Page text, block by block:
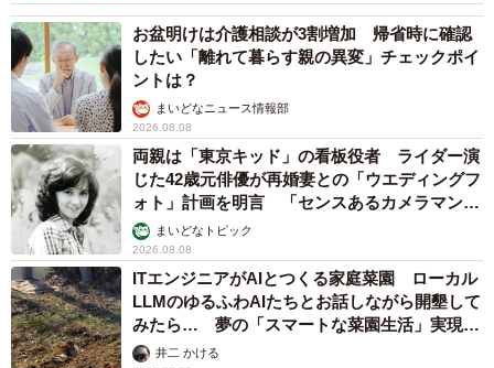
『POISON』がママたちの神ソングに
反町が“若いモン”だったころの代表作といえば、主演ドラマ
『GTO』（1998）。その主題歌として歌った『POISON ～
言いたい事も言えないこんな世の中は～』もスマッシュヒ
ットを記録。誕生から24年経った現在では、メッセージ性
の強い歌詞とは裏腹に“赤ちゃんが泣き止む曲”として育児マ
マたちの神ソングになっている。その噂を所属事務所が検
証した動画では、海外の子供にも『POISON』効果が通用
することが証明されたりして、昨年アップされて以降121万
回再生を記録している。
お盆明けは介護相談が3割増加 帰省時に確認
したい「離れて暮らす親の異変」チェックポイ
ントは？
まいどなニュース情報部
2026.08.08
両親は「東京キッド」の看板役者 ライダー演
じた42歳元俳優が再婚妻との「ウエディングフ
ォト」計画を明言 「センスあるカメラマン求
む」まいどなトピック
2026.08.08
ITエンジニアがAIとつくる家庭菜園 ローカル
LLMのゆるふわAIたちとお話しながら開墾して
みたら… 夢の「スマートな菜園生活」実現な
るか井二 かける